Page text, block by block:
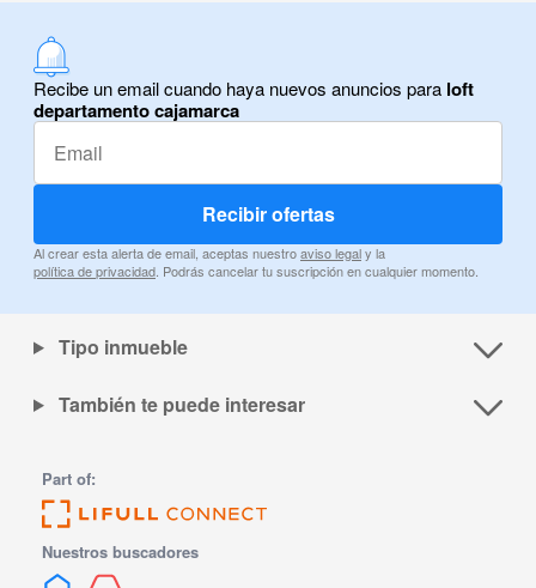
Recibe un email cuando haya nuevos anuncios para loft
departamento cajamarca
Recibir ofertas
Al crear esta alerta de email, aceptas nuestroaviso legaly la
política de privacidad . Podrás cancelar tu suscripción en cualquier momento.
Tipo inmueble
También te puede interesar
Part of:
Nuestros buscadores